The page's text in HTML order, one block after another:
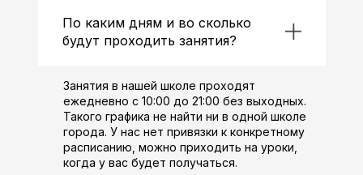
По каким дням и во сколько
будут проходить занятия?
Занятия в нашей школе проходят
ежедневно с 10:00 до 21:00 без выходных.
Такого графика не найти ни в одной школе
города. У нас нет привязки к конкретному
расписанию, можно приходить на уроки,
когда у вас будет получаться.